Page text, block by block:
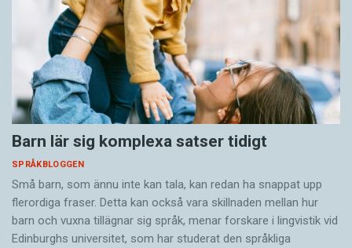
Barn lär sig komplexa satser tidigt
SPRÅKBLOGGEN
Små barn, som ännu inte kan tala, kan redan ha snappat upp
flerordiga fraser. Detta kan också vara skillnaden mellan hur
barn och vuxna tillägnar sig språk, menar forskare i lingvistik vid
Edinburghs universitet, som har studerat den språkliga